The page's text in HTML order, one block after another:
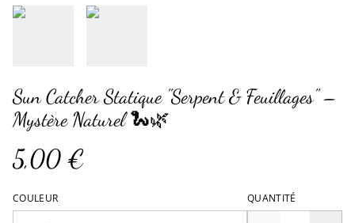
Sun Catcher Statique "Serpent & Feuillages" –
Mystère Naturel 🐍🌿
5,00 €
COULEUR QUANTITÉ